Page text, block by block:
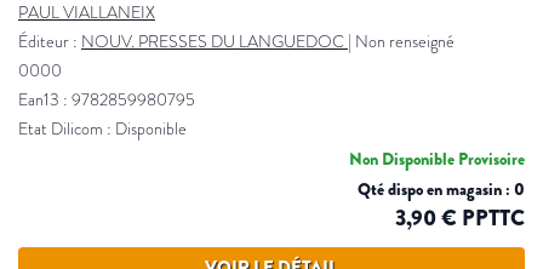
PAUL VIALLANEIX
Éditeur : NOUV. PRESSES DU LANGUEDOC | Non renseigné
0000
Ean13 : 9782859980795
Etat Dilicom : Disponible
Non Disponible Provisoire
Qté dispo en magasin : 0
3,90 € PPTTC